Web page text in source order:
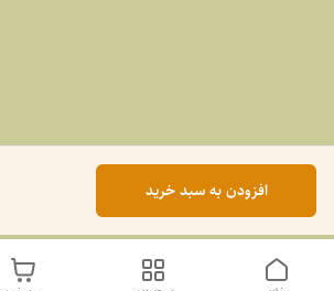
افزودن به سبد خرید